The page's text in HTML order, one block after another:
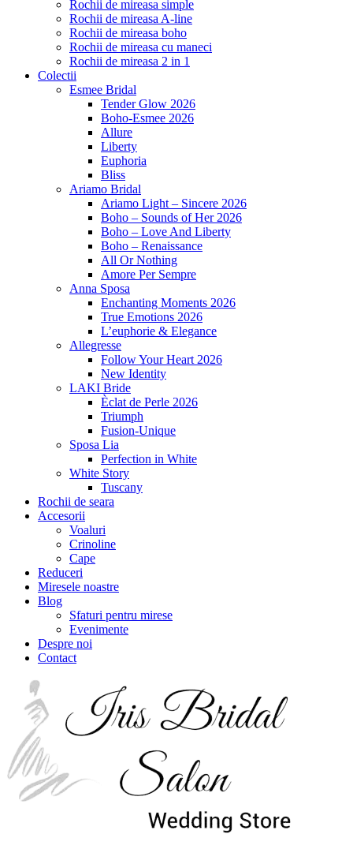
Rochii de mireasa simple
Rochii de mireasa A-line
Rochii de mireasa boho
Rochii de mireasa cu maneci
Rochii de mireasa 2 in 1
Colectii
Esmee Bridal
Tender Glow 2026
Boho-Esmee 2026
Allure
Liberty
Euphoria
Bliss
Ariamo Bridal
Ariamo Light – Sincere 2026
Boho – Sounds of Her 2026
Boho – Love And Liberty
Boho – Renaissance
All Or Nothing
Amore Per Sempre
Anna Sposa
Enchanting Moments 2026
True Emotions 2026
L’euphorie & Elegance
Allegresse
Follow Your Heart 2026
New Identity
LAKI Bride
Èclat de Perle 2026
Triumph
Fusion-Unique
Sposa Lia
Perfection in White
White Story
Tuscany
Rochii de seara
Accesorii
Voaluri
Crinoline
Cape
Reduceri
Miresele noastre
Blog
Sfaturi pentru mirese
Evenimente
Despre noi
Contact